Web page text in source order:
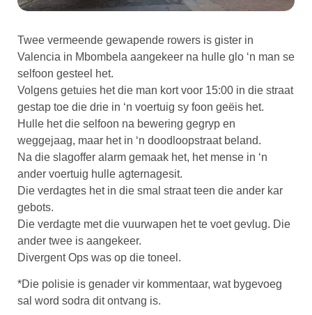
Twee vermeende gewapende rowers is gister in
Valencia in Mbombela aangekeer na hulle glo ‘n man se
selfoon gesteel het.
Volgens getuies het die man kort voor 15:00 in die straat
gestap toe die drie in ‘n voertuig sy foon geëis het.
Hulle het die selfoon na bewering gegryp en
weggejaag, maar het in ‘n doodloopstraat beland.
Na die slagoffer alarm gemaak het, het mense in ‘n
ander voertuig hulle agternagesit.
Die verdagtes het in die smal straat teen die ander kar
gebots.
Die verdagte met die vuurwapen het te voet gevlug. Die
ander twee is aangekeer.
Divergent Ops was op die toneel.
*Die polisie is genader vir kommentaar, wat bygevoeg
sal word sodra dit ontvang is.